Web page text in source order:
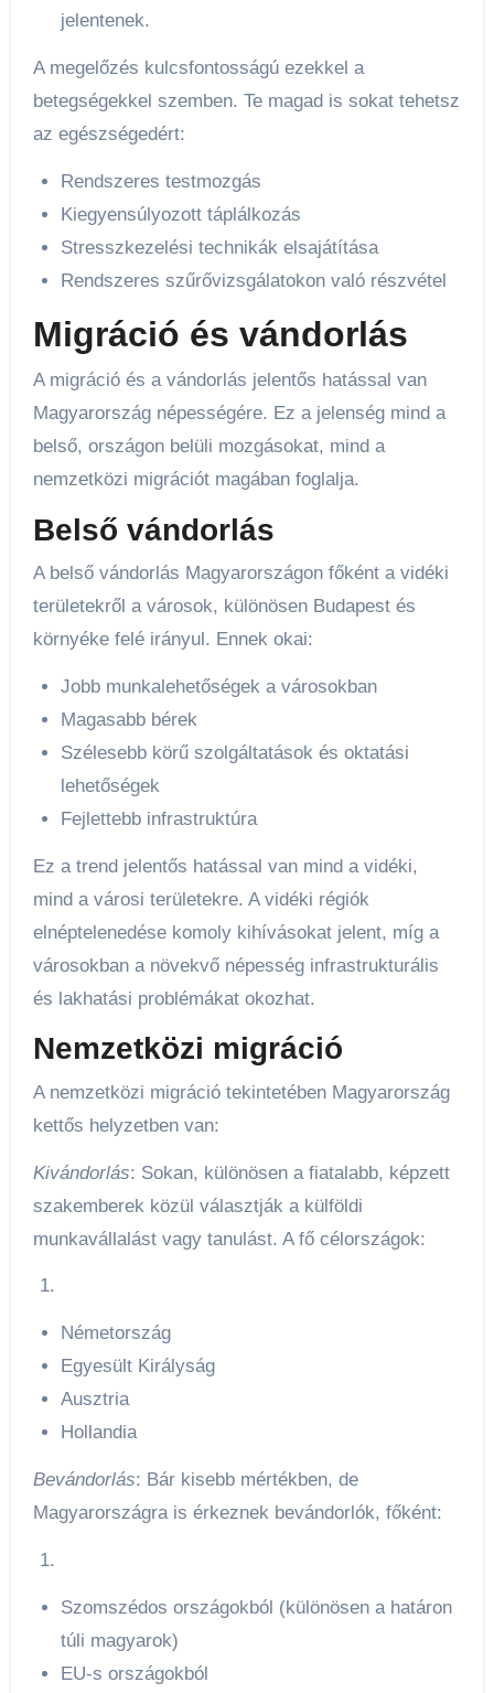
jelentenek.
A megelőzés kulcsfontosságú ezekkel a
betegségekkel szemben. Te magad is sokat tehetsz
az egészségedért:
Rendszeres testmozgás
Kiegyensúlyozott táplálkozás
Stresszkezelési technikák elsajátítása
Rendszeres szűrővizsgálatokon való részvétel
Migráció és vándorlás
A migráció és a vándorlás jelentős hatással van
Magyarország népességére. Ez a jelenség mind a
belső, országon belüli mozgásokat, mind a
nemzetközi migrációt magában foglalja.
Belső vándorlás
A belső vándorlás Magyarországon főként a vidéki
területekről a városok, különösen Budapest és
környéke felé irányul. Ennek okai:
Jobb munkalehetőségek a városokban
Magasabb bérek
Szélesebb körű szolgáltatások és oktatási
lehetőségek
Fejlettebb infrastruktúra
Ez a trend jelentős hatással van mind a vidéki,
mind a városi területekre. A vidéki régiók
elnéptelenedése komoly kihívásokat jelent, míg a
városokban a növekvő népesség infrastrukturális
és lakhatási problémákat okozhat.
Nemzetközi migráció
A nemzetközi migráció tekintetében Magyarország
kettős helyzetben van:
Kivándorlás: Sokan, különösen a fiatalabb, képzett
szakemberek közül választják a külföldi
munkavállalást vagy tanulást. A fő célországok:
Németország
Egyesült Királyság
Ausztria
Hollandia
Bevándorlás: Bár kisebb mértékben, de
Magyarországra is érkeznek bevándorlók, főként:
Szomszédos országokból (különösen a határon
túli magyarok)
EU-s országokból